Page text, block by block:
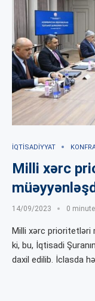
İQTISADIYYAT
Milli xərc
14/09/2023 0
Milli xərc prioritetləri
ki, bu, İqtisadi
daxil edilib. İclasda